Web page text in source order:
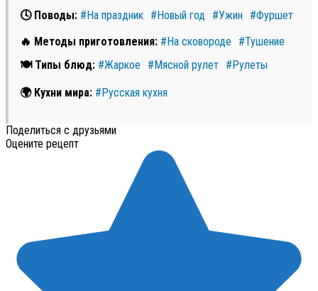
🕓 Поводы: #На праздник #Новый год #Ужин #Фуршет
🔥 Методы приготовления: #На сковороде
#Тушение
🍽 Типы блюд: #Жаркое #Мясной рулет #Рулеты
🌍 Кухни мира: #Русская кухня
Поделиться с друзьями
Оцените рецепт